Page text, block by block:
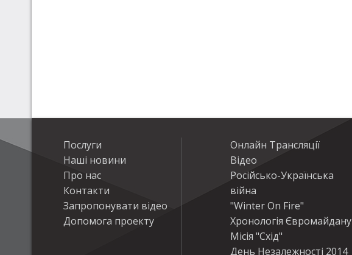
Послуги
Наші новини
Про нас
Контакти
Запропонувати відео
Допомога проекту
Онлайн Трансляції
Відео
Російсько-Українська
війна
"Winter On Fire"
Хронологія Євромайдану
Місія "Схід"
День Незалежності 2014